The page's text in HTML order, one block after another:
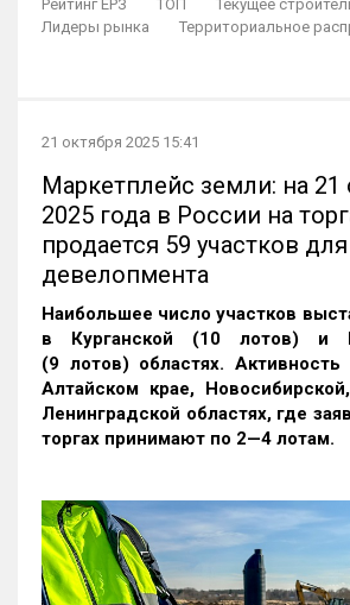
Рейтинг ЕРЗ ТОП
Текущее
Лидеры рынка
Территориальное
21 октября 2025 15:41
Маркетплейс земли: на 21
2025 года в России на
продается 59 участков для
девелопмента
Наибольшее число участков
в Курганской (10 лотов) и
(9 лотов) областях.
Алтайском крае,
Ленинградской областях, где
торгах принимают по 2—4 лотам.